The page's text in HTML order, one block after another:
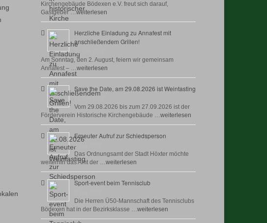
Kirchengebäude Bödexen e.V. freut sich darauf,
Gastgeber …weiterlesen
Herzliche Einladung zu Annafest mit
anschließendem Grillen!
Am Sonntag, den 2. August, feiern wir gemeinsam
Annafest – …weiterlesen
Save the Date, am 29.08.2026 ist Weintasting
Vom 29.08.2026 bis zum 27.09.2026 ist der
Förderverein Historische Kirchengebäude …weiterlesen
Erneuter Aufruf zur Schiedsperson
8 Juli, 2026
Das Ordnungsamt der Stadt Höxter möchte
weiterhin das Amt der …weiterlesen
Sport-event beim Tennisclub
Die Herren Ü50-Mannschaft des Tennisclubs
Bödexen hat in der Bezirksklasse …weiterlesen